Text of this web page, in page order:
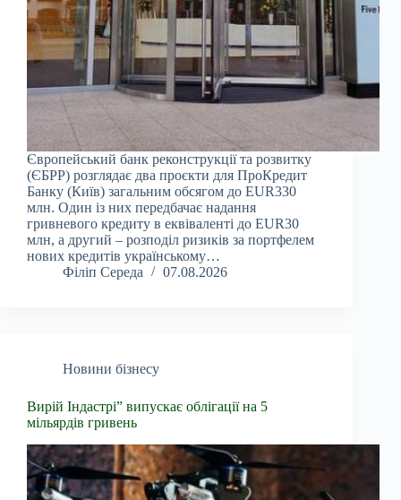
Європейський банк реконструкції та розвитку
(ЄБРР) розглядає два проєкти для ПроКредит
Банку (Київ) загальним обсягом до EUR330
млн. Один із них передбачає надання
гривневого кредиту в еквіваленті до EUR30
млн, а другий – розподіл ризиків за портфелем
нових кредитів українському…
Філіп Середа
07.08.2026
Новини бізнесу
Вирій Індастрі” випускає облігації на 5
мільярдів гривень